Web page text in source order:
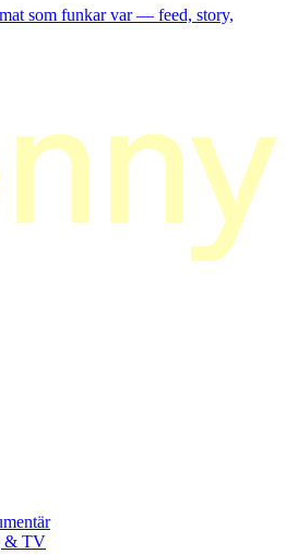
som funkar var — feed, story,
& TV